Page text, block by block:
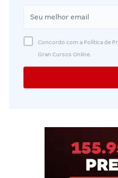
Concordo com a Política de
Gran Cursos Online.